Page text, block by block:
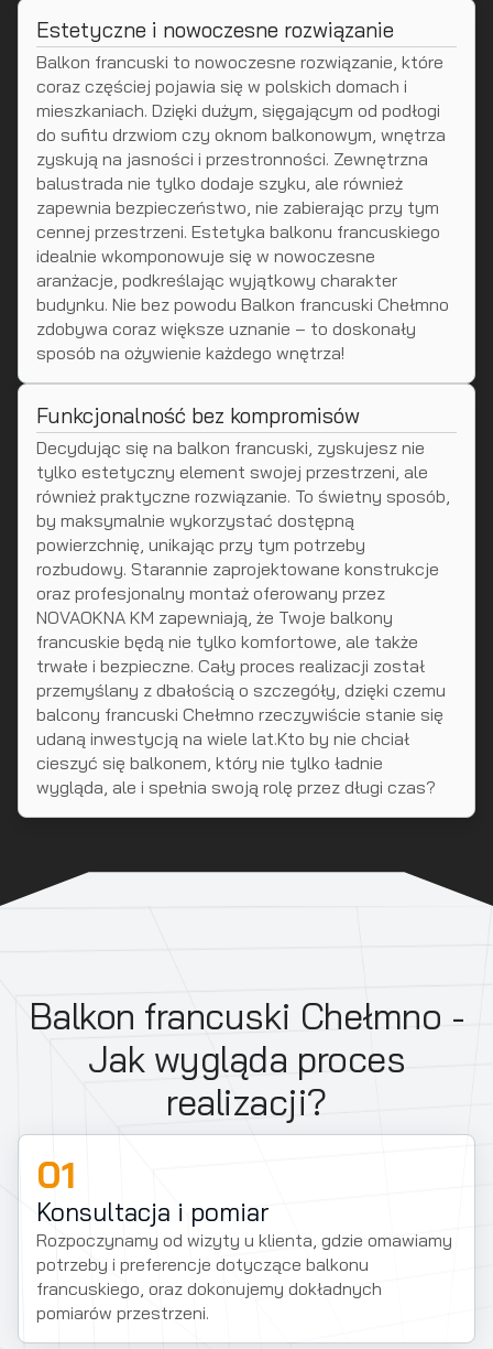
Estetyczne i nowoczesne rozwiązanie
Balkon francuski to nowoczesne rozwiązanie, które
coraz częściej pojawia się w polskich domach i
mieszkaniach. Dzięki dużym, sięgającym od podłogi
do sufitu drzwiom czy oknom balkonowym, wnętrza
zyskują na jasności i przestronności. Zewnętrzna
balustrada nie tylko dodaje szyku, ale również
zapewnia bezpieczeństwo, nie zabierając przy tym
cennej przestrzeni. Estetyka balkonu francuskiego
idealnie wkomponowuje się w nowoczesne
aranżacje, podkreślając wyjątkowy charakter
budynku. Nie bez powodu Balkon francuski Chełmno
zdobywa coraz większe uznanie – to doskonały
sposób na ożywienie każdego wnętrza!
Funkcjonalność bez kompromisów
Decydując się na balkon francuski, zyskujesz nie
tylko estetyczny element swojej przestrzeni, ale
również praktyczne rozwiązanie. To świetny sposób,
by maksymalnie wykorzystać dostępną
powierzchnię, unikając przy tym potrzeby
rozbudowy. Starannie zaprojektowane konstrukcje
oraz profesjonalny montaż oferowany przez
NOVAOKNA KM zapewniają, że Twoje balkony
francuskie będą nie tylko komfortowe, ale także
trwałe i bezpieczne. Cały proces realizacji został
przemyślany z dbałością o szczegóły, dzięki czemu
balcony francuski Chełmno rzeczywiście stanie się
udaną inwestycją na wiele lat.Kto by nie chciał
cieszyć się balkonem, który nie tylko ładnie
wygląda, ale i spełnia swoją rolę przez długi czas?
Balkon francuski Chełmno -
Jak wygląda proces
realizacji?
01
Konsultacja i pomiar
Rozpoczynamy od wizyty u klienta, gdzie omawiamy
potrzeby i preferencje dotyczące balkonu
francuskiego, oraz dokonujemy dokładnych
pomiarów przestrzeni.